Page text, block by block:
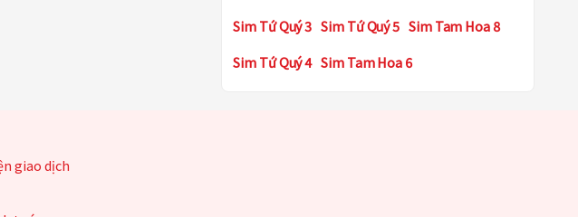
Sim Tứ Quý 3 Sim Tứ Quý 5 Sim Tam Hoa 8
Sim Tứ Quý 4 Sim Tam Hoa 6
giao dịch